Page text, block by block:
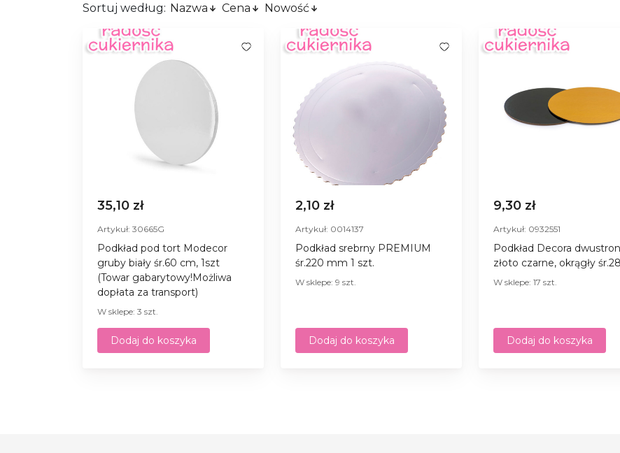
Sortuj według: Nazwa Cena Nowość
35,10 zł
Artykuł: 30665G
Podkład pod tort Modecor
gruby biały śr.60 cm, 1szt
(Towar gabarytowy!Możliwa
dopłata za transport)
W sklepe: 3 szt.
Dodaj do koszyka
2,10 zł
Artykuł: 0014137
Podkład srebrny PREMIUM
śr.220 mm 1 szt.
W sklepe: 9 szt.
Dodaj do koszyka
9,30 zł
Artykuł: 0932551
Podkład Decora
złoto czarne, okrągły
W sklepe: 17 szt.
Dodaj do koszyka